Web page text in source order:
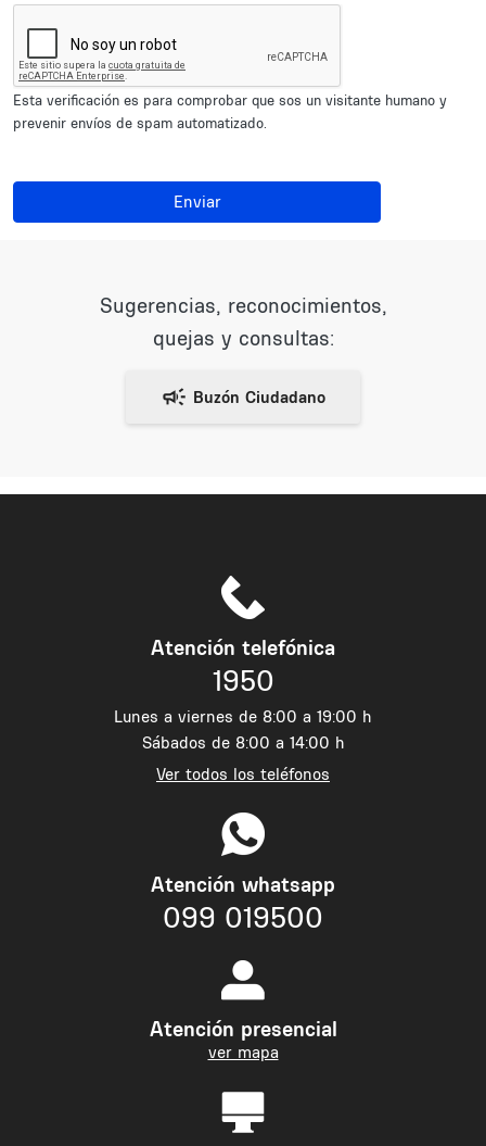
Esta verificación es para comprobar que sos un visitante humano y
prevenir envíos de spam automatizado.
Enviar
Sugerencias, reconocimientos,
quejas y consultas:
Atención telefónica
1950
Lunes a viernes de 8:00 a 19:00 h
Sábados de 8:00 a 14:00 h
Ver todos los teléfonos
Atención whatsapp
099 019500
Atención presencial
ver mapa